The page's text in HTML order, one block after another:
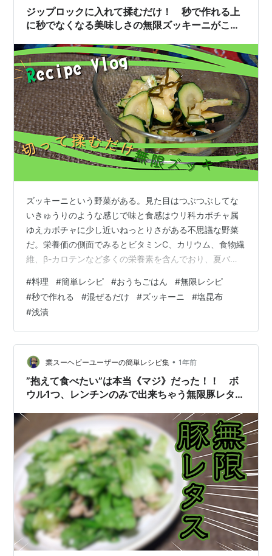
ジップロックに入れて揉むだけ！ 秒で作れる上
に秒でなくなる美味しさの無限ズッキーニがこの
ズッキーニという野菜がある。見た目はつぶつぶしてな
いきゅうりのような感じで味と食感はウリ科カボチャ属
ゆえカボチャに少し近いねっとりさがある不思議な野菜
だ。栄養価の側面でみるとビタミンC、カリウム、食物繊
維、β-カロテンなど多くの栄養素を含んでおり、夏バテ
いる優秀さも兼ね揃えている。 今回はそんなズッキーニ
をメインにした即席付け合わせの無限ズッキーニのレシ
ピをデリッシュキッチンで見つけたのでさっそく作って
みようと思うぞ！ 【材料】2人分 ズッキーニ 1本 塩昆布
大さじ1 醤油 小さじ1 ごま油 大さじ1/2 白ごま 少々 【作
り方】 ズッキーニ…
#料理 #簡単レシピ #おうちごはん #無限レシピ
#秒で作れる #混ぜるだけ #ズッキーニ #塩昆布
#浅漬
業スーヘビーユーザーの簡単レシピ集 • 1年前
”抱えて食べたい”は本当《マジ》だった！！ ボ
ウル1つ、レンチンのみで出来ちゃう無限豚レタス